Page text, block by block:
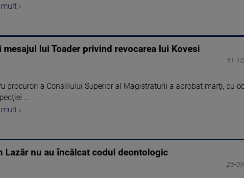
›
lui Toader privind revocarea lui Kovesi
31-
procurori a Consiliului Superior al Magistraturii a aprobat marţi, cu
...
›
nu au încălcat codul deontologic
26-